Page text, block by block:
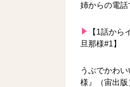
姉からの電
【1話から
旦那様#1】
うぶでかわ
様』（宙出版